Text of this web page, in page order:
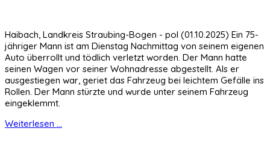
Haibach, Landkreis Straubing-Bogen - pol (01.10.2025) Ein 75-
jähriger Mann ist am Dienstag Nachmittag von seinem eigenen
Auto überrollt und tödlich verletzt worden. Der Mann hatte
seinen Wagen vor seiner Wohnadresse abgestellt. Als er
ausgestiegen war, geriet das Fahrzeug bei leichtem Gefälle ins
Rollen. Der Mann stürzte und wurde unter seinem Fahrzeug
eingeklemmt.
Weiterlesen ...